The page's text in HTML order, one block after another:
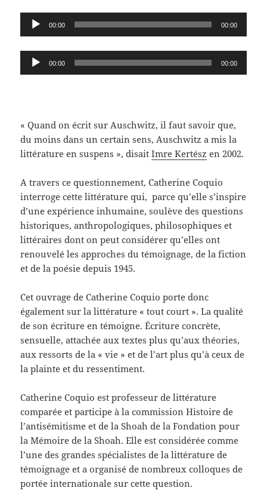
Lecteur
audio
00:00 00:00
Lecteur
audio
00:00 00:00
« Quand on écrit sur Auschwitz, il faut savoir que,
du moins dans un certain sens, Auschwitz a mis la
littérature en suspens », disaitImre Kertész en 2002.
A travers ce questionnement, Catherine Coquio
interroge cette littérature qui, parce qu’elle s’inspire
d’une expérience inhumaine, soulève des questions
historiques, anthropologiques, philosophiques et
littéraires dont on peut considérer qu’elles ont
renouvelé les approches du témoignage, de la fiction
et de la poésie depuis 1945.
Cet ouvrage de Catherine Coquio porte donc
également sur la littérature « tout court ». La qualité
de son écriture en témoigne. Écriture concrète,
sensuelle, attachée aux textes plus qu’aux théories,
aux ressorts de la « vie » et de l’art plus qu’à ceux de
la plainte et du ressentiment.
Catherine Coquio est professeur de littérature
comparée et participe à la commission Histoire de
l’antisémitisme et de la Shoah de la Fondation pour
la Mémoire de la Shoah. Elle est considérée comme
l’une des grandes spécialistes de la littérature de
témoignage et a organisé de nombreux colloques de
portée internationale sur cette question.